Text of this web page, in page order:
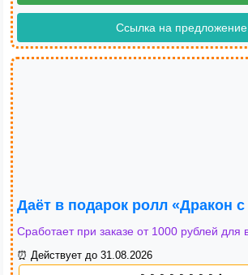
Ссылка на предложение
Даёт в подарок ролл «Дракон с
Сработает при заказе от 1000 рублей для
⏰ Действует до 31.08.2026